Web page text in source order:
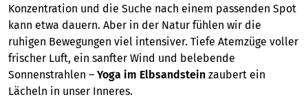
Konzentration und die Suche nach einem passenden Spot
kann etwa dauern. Aber in der Natur fühlen wir die
ruhigen Bewegungen viel intensiver. Tiefe Atemzüge voller
frischer Luft, ein sanfter Wind und belebende
Sonnenstrahlen – Yoga im Elbsandstein zaubert ein
Lächeln in unser Inneres.